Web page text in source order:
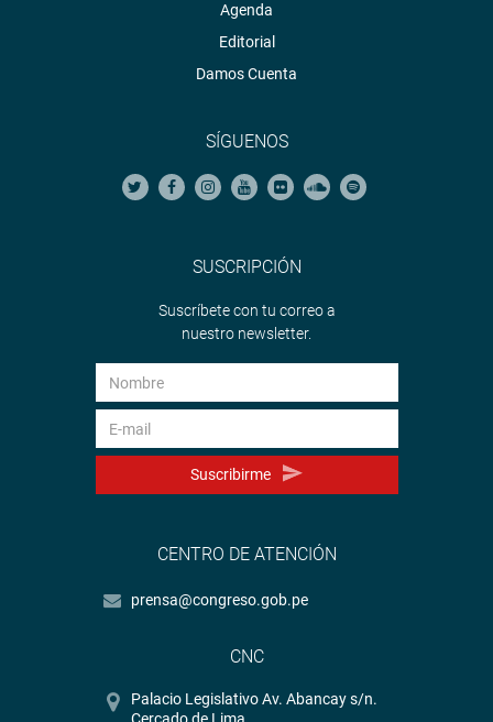
Agenda
Editorial
Damos Cuenta
SÍGUENOS
SUSCRIPCIÓN
Suscríbete con tu correo a
nuestro newsletter.
Suscribirme
CENTRO DE ATENCIÓN
prensa@congreso.gob.pe
CNC
Palacio Legislativo Av. Abancay s/n.